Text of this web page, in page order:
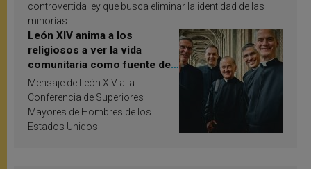
controvertida ley que busca eliminar la identidad de las
minorías.
León XIV anima a los
religiosos a ver la vida
comunitaria como fuente de
inspiración y santificación
Mensaje de León XIV a la
Conferencia de Superiores
Mayores de Hombres de los
Estados Unidos